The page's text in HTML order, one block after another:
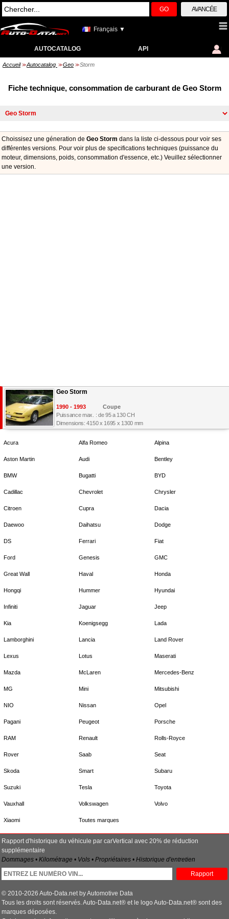
GO AVANCÉE
Français ▼
AUTOCATALOG API
Accueil >> Autocatalog >> Geo >> Storm
Fiche technique, consommation de carburant de Geo Storm
Choissisez une géneration de Geo Storm dans la liste ci-dessous pour voir ses
différentes versions. Pour voir plus de specifications techniques (puissance du
moteur, dimensions, poids, consommation d'essence, etc.) Veuillez sélectionner
une version.
Geo Storm
1990 - 1993
Coupe
Puissance max. : de 95 a 130 CH
Dimensions: 4150 x 1695 x 1300 mm
Acura Alfa Romeo Alpina
Aston Martin Audi Bentley
BMW Bugatti BYD
Cadillac Chevrolet Chrysler
Citroen Cupra Dacia
Daewoo Daihatsu Dodge
DS Ferrari Fiat
Ford Genesis GMC
Great Wall Haval Honda
Hongqi Hummer Hyundai
Infiniti Jaguar Jeep
Kia Koenigsegg Lada
Lamborghini Lancia Land Rover
Lexus Lotus Maserati
Mazda McLaren Mercedes-Benz
MG Mini Mitsubishi
NIO Nissan Opel
Pagani Peugeot Porsche
RAM Renault Rolls-Royce
Rover Saab Seat
Skoda Smart Subaru
Suzuki Tesla Toyota
Vauxhall Volkswagen Volvo
Xiaomi Toutes marques
Rapport d'historique du véhicule par carVertical avec 20% de réduction
supplémentaire
Dommages • Kilométrage • Vols • Propriétaires • Historique d'entretien
Rapport
© 2010-2026 Auto-Data.net by Automotive Data
Tous les droits sont réservés. Auto-Data.net® et le logo Auto-Data.net® sont des
marques déposées.